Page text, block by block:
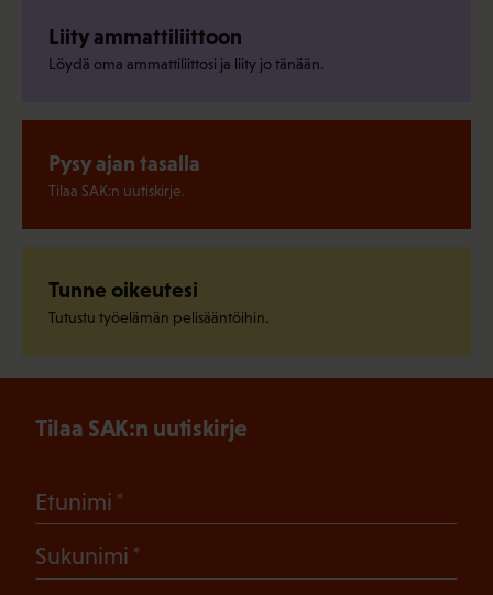
Liity ammattiliittoon
Löydä oma ammattiliittosi ja liity jo tänään.
Pysy ajan tasalla
Tilaa SAK:n uutiskirje.
Tunne oikeutesi
Tutustu työelämän pelisääntöihin.
Tilaa SAK:n uutiskirje
Etunimi
Sukunimi